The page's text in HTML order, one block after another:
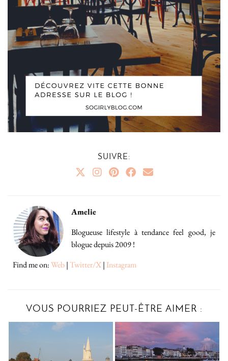
SUIVRE:
Amelie
Blogueuse lifestyle à tendance feel good, je
blogue depuis 2009 !
Find me on:Web|Twitter/X| Instagram
VOUS POURRIEZ PEUT-ÊTRE AIMER :